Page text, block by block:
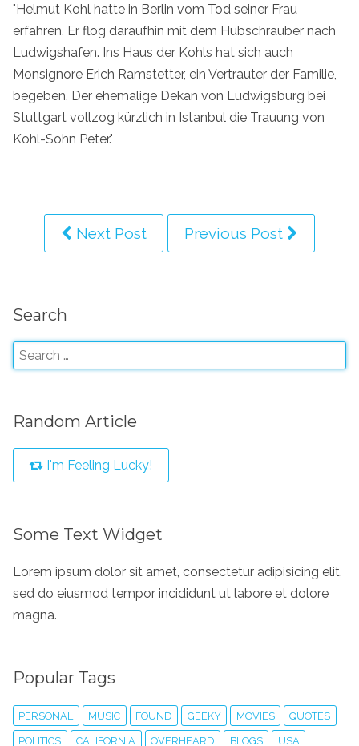
"Helmut Kohl hatte in Berlin vom Tod seiner Frau
erfahren. Er flog daraufhin mit dem Hubschrauber nach
Ludwigshafen. Ins Haus der Kohls hat sich auch
Monsignore Erich Ramstetter, ein Vertrauter der Familie,
begeben. Der ehemalige Dekan von Ludwigsburg bei
Stuttgart vollzog kürzlich in Istanbul die Trauung von
Kohl-Sohn Peter."
Next Post Previous Post
Search
Random Article
I'm Feeling Lucky!
Some Text Widget
Lorem ipsum dolor sit amet, consectetur adipisicing elit,
sed do eiusmod tempor incididunt ut labore et dolore
magna.
Popular Tags
PERSONAL MUSIC FOUND GEEKY MOVIES QUOTES
POLITICS CALIFORNIA OVERHEARD BLOGS USA